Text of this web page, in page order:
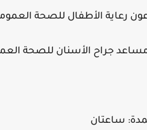
رعاية الأطفال للصحة
جراح الأسنان للصحة
ساعتان